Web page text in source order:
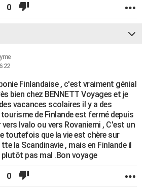
0
Finlandaise , c'est vraiment génial
bien chez BENNETT Voyages et je
vacances scolaires il y a des
de Finlande est fermé depuis
Ivalo ou vers Rovaniemi , C'est un
toutefois que la vie est chère sur
la Scandinavie , mais en Finlande il
pas mal .Bon voyage
0